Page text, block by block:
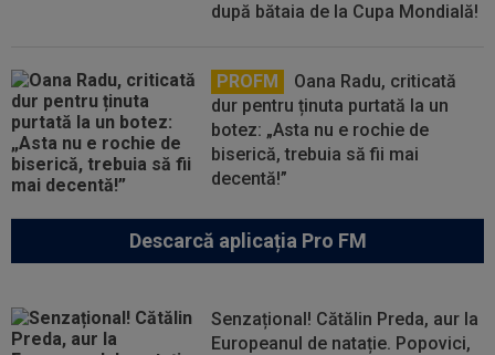
după bătaia de la Cupa Mondială!
PROFM
Oana Radu, criticată
dur pentru ținuta purtată la un
botez: „Asta nu e rochie de
biserică, trebuia să fii mai
decentă!”
Descarcă aplicația Pro FM
Senzațional! Cătălin Preda, aur la
Europeanul de natație. Popovici,